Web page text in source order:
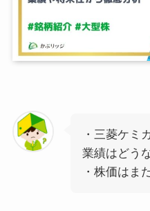
・三菱ケミ
業績はどう
・株価はま